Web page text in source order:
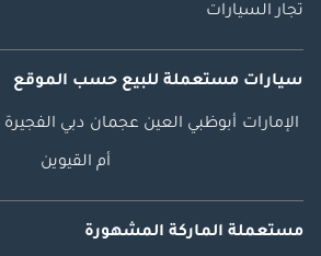
نوصي بالتواصل مع
تطبق الشروط
تجار السيارات
سيارات مستعملة للبيع حسب الموقع
الإمارات أبوظبي العين عجمان دبي الفجيرة
أم القيوين
مستعملة الماركة المشهورة